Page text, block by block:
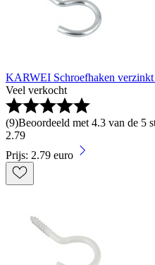
KARWEI Schroefhaken verzinkt
Veel verkocht
(9)Beoordeeld met 4.3 van de 5
2.79
Prijs: 2.79 euro